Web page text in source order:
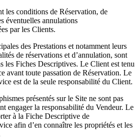
les conditions de Réservation, de
éventuelles annulations
par les Clients.
des Prestations et notamment leurs
de réservations et d’annulation, sont
les Fiches Descriptives. Le Client est tenu
avant toute passation de Réservation. Le
est de la seule responsabilité du Client.
présentés sur le Site ne sont pas
engager la responsabilité du Vendeur. Le
à la Fiche Descriptive de
afin d’en connaître les propriétés et les